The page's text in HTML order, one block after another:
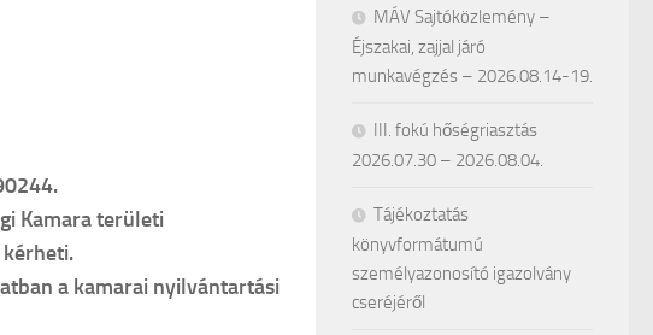
Kamara területi
kérheti.
a kamarai nyilvántartási
MÁV Sajtóközlemény –
Éjszakai, zajjal járó
munkavégzés – 2026.08.14-19.
III. fokú hőségriasztás
2026.07.30 – 2026.08.04.
Tájékoztatás
könyvformátumú
személyazonosító igazolvány
cseréjéről